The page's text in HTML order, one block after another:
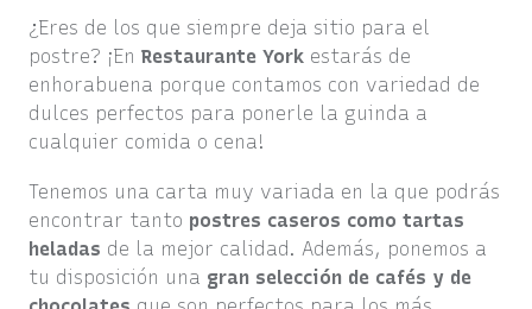
¿Eres de los que siempre deja sitio para el
postre? ¡En Restaurante York estarás de
enhorabuena porque contamos con variedad de
dulces perfectos para ponerle la guinda a
cualquier comida o cena!
Tenemos una carta muy variada en la que podrás
encontrar tanto postres caseros como tartas
heladas de la mejor calidad. Además, ponemos a
tu disposición una gran selección de cafés y de